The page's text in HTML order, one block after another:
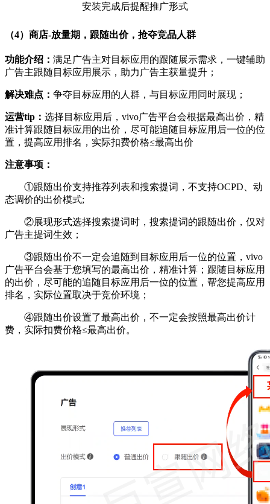
安装完成后提醒推广形式
（4）商店-放量期，跟随出价，抢夺竞品人群
功能介绍： 满足广告主对目标应用的跟随展示需求，一键辅助
广告主跟随目标应用展示，助力广告主获量提升；
解决难点： 争夺目标应用的人群，与目标应用同时展现；
运营tip： 选择目标应用后，vivo广告平台会根据最高出价，精
准计算跟随目标应用的出价，尽可能追随目标应用后一位的位
置，提高应用排名，实际扣费价格≤最高出价
注意事项：
①跟随出价支持推荐列表和搜索提词，不支持OCPD、动
态调价的出价模式;
②展现形式选择搜索提词时，搜索提词的跟随出价，仅对
广告主提词生效；
③跟随出价不一定会追随到目标应用后一位的位置，vivo
广告平台会基于您填写的最高出价，精准计算；跟随目标应用
的出价，尽可能的追随目标应用后一位的位置，帮您提高应用
排名，实际位置取决于竞价环境；
④跟随出价设置了最高出价，不一定会按照最高出价计
费，实际扣费价格≤最高出价。